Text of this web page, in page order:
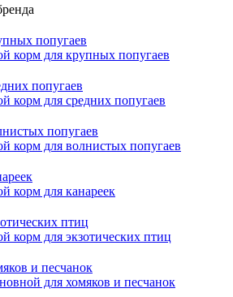
попугаев
корм для крупных попугаев
попугаев
корм для средних попугаев
попугаев
корм для волнистых попугаев
корм для канареек
птиц
корм для экзотических птиц
и песчанок
для хомяков и песчанок